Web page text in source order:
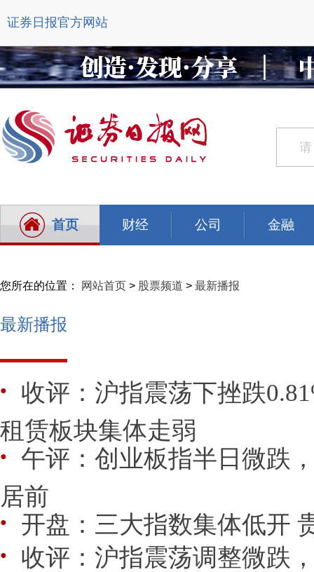
证券日报官方网站
首页 财经 公司 金融
您所在的位置： 网站首页 > 股票频道 > 最新播报
最新播报
● 收评：沪指震荡下挫跌
租赁板块集体走弱
● 午评：创业板指半日微跌
居前
● 开盘：三大指数集体低开
● 收评：沪指震荡调整微跌